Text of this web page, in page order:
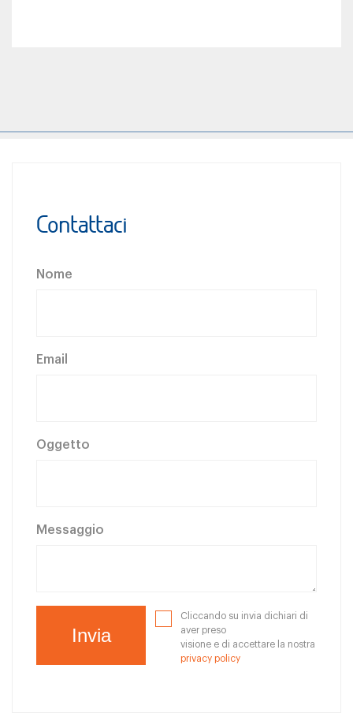
Contattaci
Nome
Email
Oggetto
Messaggio
Cliccando su invia dichiari di
aver preso
visione e di accettare la nostra
privacy policy